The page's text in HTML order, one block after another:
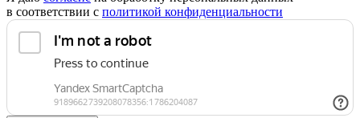
в соответствии с политикой конфиденциальности